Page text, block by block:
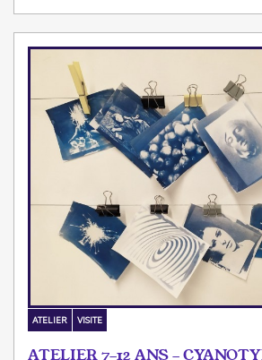
ATELIER VISITE
ATELIER 7-12 ANS -